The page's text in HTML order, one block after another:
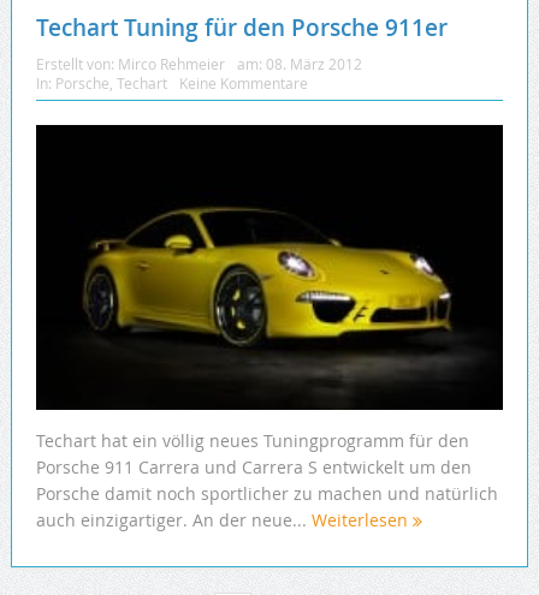
Techart Tuning für den Porsche 911er
Erstellt von: Mirco Rehmeier am: 08. März 2012
In: Porsche Techart Keine Kommentare
Techart hat ein völlig neues Tuningprogramm für den
Porsche 911 Carrera und Carrera S entwickelt um den
Porsche damit noch sportlicher zu machen und natürlich
auch einzigartiger. An der neue... Weiterlesen